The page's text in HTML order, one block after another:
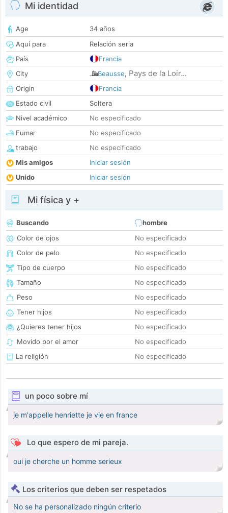
Mi identidad
Age
34 años
Aquí para
Relación seria
País
Francia
City
Beausse, Pays de la Loir...
Origin
Francia
Estado civil
Soltera
Nivel académico
No especificado
Fumar
No especificado
trabajo
No especificado
Mis amigos
Iniciar sesión
Unido
Iniciar sesión
Mi física y +
Buscando
hombre
Color de ojos
No especificado
Color de pelo
No especificado
Tipo de cuerpo
No especificado
Tamaño
No especificado
Peso
No especificado
Tener hijos
No especificado
¿Quieres tener hijos
No especificado
Movido por el amor
No especificado
La religión
No especificado
un poco sobre mí
je m'appelle henriette je vie en france
Lo que espero de mi pareja.
oui je cherche un homme serieux
Los criterios que deben ser respetados
No se ha personalizado ningún criterio